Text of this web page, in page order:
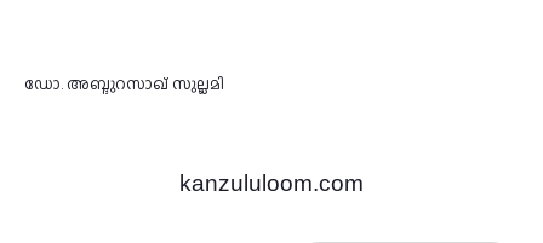
ഡോ. അബ്ദുറസാഖ് സുല്ലമി
kanzululoom.com